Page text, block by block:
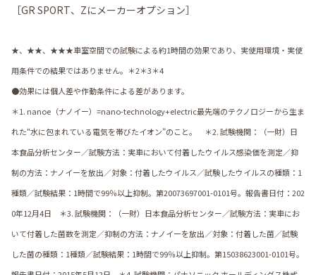
［GR SPORT、Zにメーカーオプション］
★、★★、★★★車室空間での試験による約1時間の効果であり、実使用環境・実使
用条件での結果ではありません。＊2＊3＊4
●効果には個人差や作動条件による差があります。
＊1. nanoe（ナノイー）=nano-technology+electric最先端のテクノロジーから生ま
れた“水に包まれている電気を帯びたイオン”のこと。 ＊2. 試験機関：（一財）日
本食品分析センター／試験方法：実車において付着したウイルス感染価を測定／抑
制の方法：ナノイーを放出／対象：付着したウイルス／試験したウイルスの種類：1
種類／試験結果：1時間で99％以上抑制。第20073697001-0101号。報告書日付：202
0年12月4日 ＊3. 試験機関：（一財）日本食品分析センター／試験方法：実車にお
いて付着した菌数を測定／抑制の方法：ナノイーを放出／対象：付着した菌／試験
した菌の種類：1種類／試験結果：1時間で99％以上抑制。第15038623001-0101号。